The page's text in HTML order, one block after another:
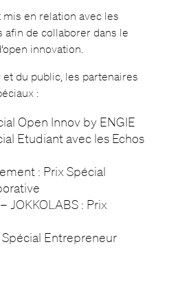
en relation avec les
afin de collaborer dans le
innovation.
du public, les partenaires
:
Open Innov by ENGIE
Etudiant avec les Echos
: Prix Spécial
JOKKOLABS : Prix
Spécial Entrepreneur